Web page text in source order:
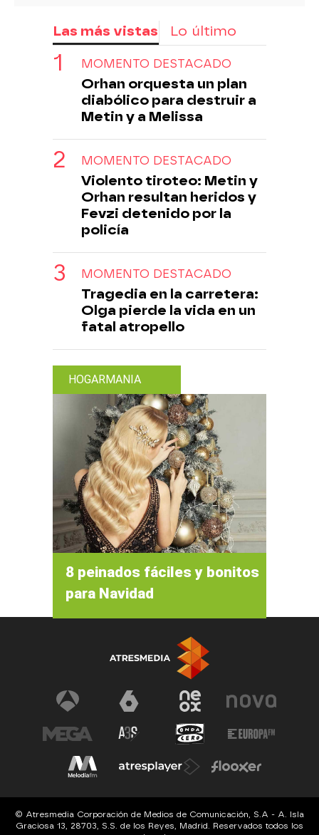
Las más vistas Lo último
MOMENTO DESTACADO
Orhan orquesta un plan
diabólico para destruir a
Metin y a Melissa
MOMENTO DESTACADO
Violento tiroteo: Metin y
Orhan resultan heridos y
Fevzi detenido por la
policía
MOMENTO DESTACADO
Tragedia en la carretera:
Olga pierde la vida en un
fatal atropello
HOGARMANIA
8 peinados fáciles y bonitos
para Navidad
© Atresmedia Corporación de Medios de Comunicación, S.A - A. Isla
Graciosa 13, 28703, S.S. de los Reyes, Madrid. Reservados todos los